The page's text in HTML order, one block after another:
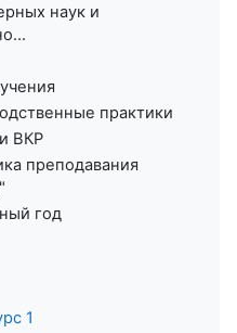
наук и
практики
ВКР
преподавания
год
1